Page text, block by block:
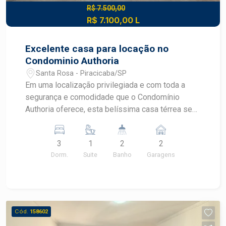
R$ 7.500,00
R$ 7.100,00 L
Excelente casa para locação no
Condominio Authoria
Santa Rosa - Piracicaba/SP
Em uma localização privilegiada e com toda a
segurança e comodidade que o Condomínio
Authoria oferece, esta belíssima casa térrea se
funcionalidade dos ambientes e pelos
diferenciais tecnológicos que proporcionam mais
conforto ao dia a dia. O imóvel conta com 3
iluminados, enquanto a cozinha possui armários
planejados e coifa, garantindo praticidade e
3
Dorm.
1
Suite
2
Banho
2
Garagens
Cód. 158602